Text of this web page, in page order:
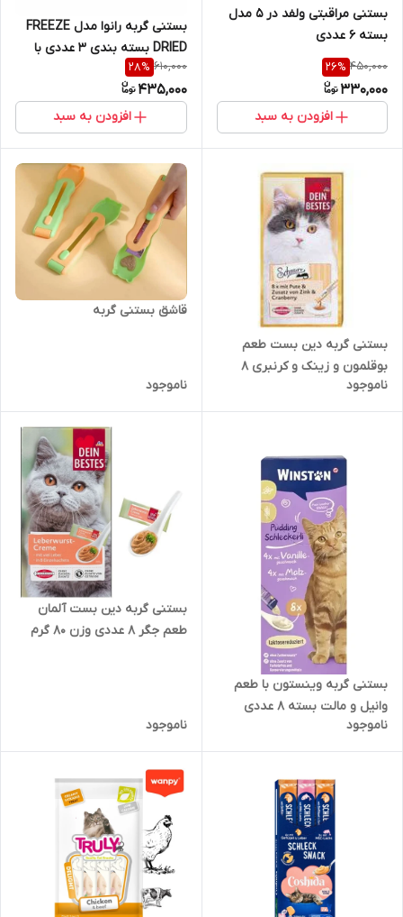
بستنی مراقبتی ولفد در ۵ مدل
بسته ۶ عددی
450,000
26%
330,000
افزودن به سبد
بستنی گربه رانوا مدل FREEZE
DRIED بسته بندی ٣ عددی با
طعم های شیر بدون لاکتوز -
ماهی سالمون و زرده تخم مرغ -
گوشت و کرنبری
610,000
28%
435,000
افزودن به سبد
بستنی گربه دین بست طعم
بوقلمون و زینک و کرنبری ۸
عددی
ناموجود
قاشق بستنی گربه
ناموجود
بستنی گربه وینستون با طعم
وانیل و مالت بسته 8 عددی
ناموجود
بستنی گربه دین بست آلمان
طعم جگر 8 عددی وزن 80 گرم
ناموجود